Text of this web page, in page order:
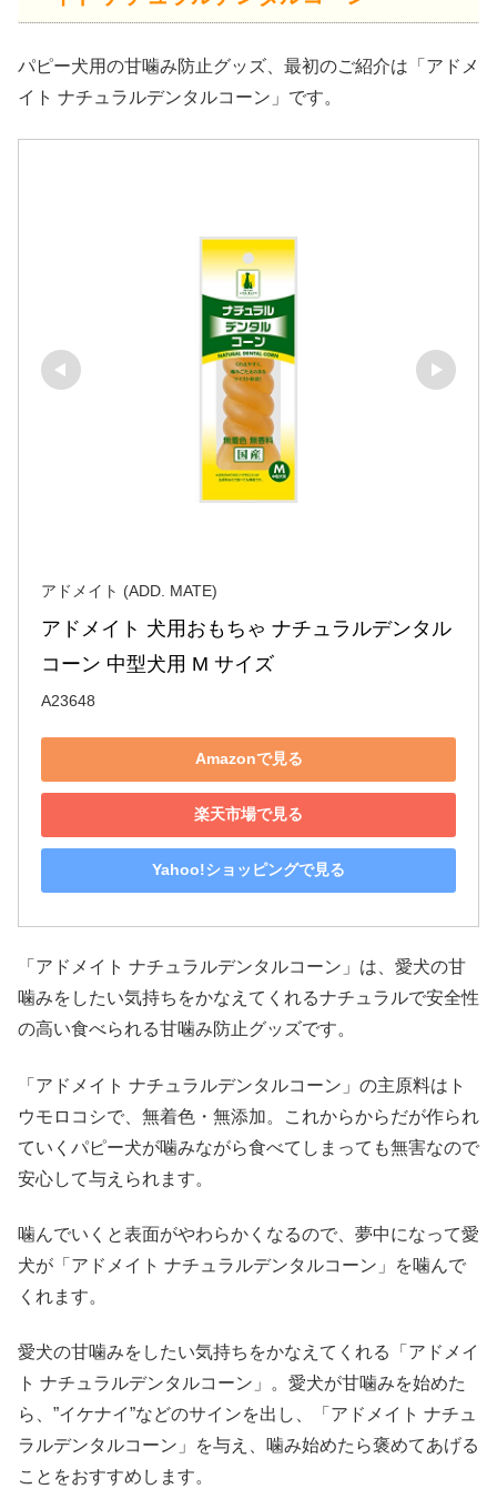
パピー犬用の甘噛み防止グッズ、最初のご紹介は「アドメ
イト ナチュラルデンタルコーン」です。
アドメイト (ADD. MATE)
アドメイト 犬用おもちゃ ナチュラルデンタル
コーン 中型犬用 M サイズ
A23648
Amazonで見る
楽天市場で見る
Yahoo!ショッピングで見る
「アドメイト ナチュラルデンタルコーン」は、愛犬の甘
噛みをしたい気持ちをかなえてくれるナチュラルで安全性
の高い食べられる甘噛み防止グッズです。
「アドメイト ナチュラルデンタルコーン」の主原料はト
ウモロコシで、無着色・無添加。これからからだが作られ
ていくパピー犬が噛みながら食べてしまっても無害なので
安心して与えられます。
噛んでいくと表面がやわらかくなるので、夢中になって愛
犬が「アドメイト ナチュラルデンタルコーン」を噛んで
くれます。
愛犬の甘噛みをしたい気持ちをかなえてくれる「アドメイ
ト ナチュラルデンタルコーン」。愛犬が甘噛みを始めた
ら、”イケナイ”などのサインを出し、「アドメイト ナチュ
ラルデンタルコーン」を与え、噛み始めたら褒めてあげる
ことをおすすめします。